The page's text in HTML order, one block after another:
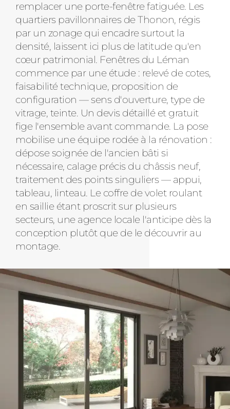
remplacer une porte-fenêtre fatiguée. Les
quartiers pavillonnaires de Thonon, régis
par un zonage qui encadre surtout la
densité, laissent ici plus de latitude qu'en
cœur patrimonial. Fenêtres du Léman
commence par une étude : relevé de cotes,
faisabilité technique, proposition de
configuration — sens d'ouverture, type de
vitrage, teinte. Un devis détaillé et gratuit
fige l'ensemble avant commande. La pose
mobilise une équipe rodée à la rénovation :
dépose soignée de l'ancien bâti si
nécessaire, calage précis du châssis neuf,
traitement des points singuliers — appui,
tableau, linteau. Le coffre de volet roulant
en saillie étant proscrit sur plusieurs
secteurs, une agence locale l'anticipe dès la
conception plutôt que de le découvrir au
montage.